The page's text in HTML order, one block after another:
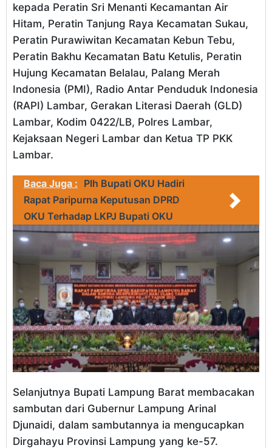
kepada Peratin Sri Menanti Kecamantan Air
Hitam, Peratin Tanjung Raya Kecamatan Sukau,
Peratin Purawiwitan Kecamatan Kebun Tebu,
Peratin Bakhu Kecamatan Batu Ketulis, Peratin
Hujung Kecamatan Belalau, Palang Merah
Indonesia (PMI), Radio Antar Penduduk Indonesia
(RAPI) Lambar, Gerakan Literasi Daerah (GLD)
Lambar, Kodim 0422/LB, Polres Lambar,
Kejaksaan Negeri Lambar dan Ketua TP PKK
Lambar.
Baca Juga : Plh Bupati OKU Hadiri
Rapat Paripurna Keputusan DPRD
OKU Terhadap LKPJ Bupati OKU
Selanjutnya Bupati Lampung Barat membacakan
sambutan dari Gubernur Lampung Arinal
Djunaidi, dalam sambutannya ia mengucapkan
Dirgahayu Provinsi Lampung yang ke-57.